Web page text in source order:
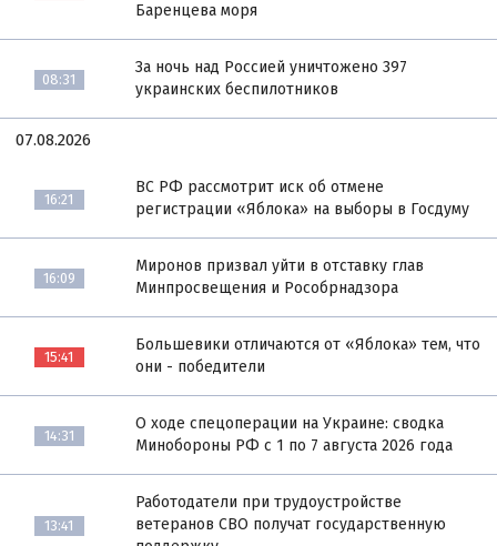
Баренцева моря
08:31
За ночь над Россией уничтожено 397
украинских беспилотников
07.08.2026
16:21
ВС РФ рассмотрит иск об отмене
регистрации «Яблока» на выборы в Госдуму
16:09
Миронов призвал уйти в отставку глав
Минпросвещения и Рособрнадзора
15:41
Большевики отличаются от «Яблока» тем, что
они - победители
14:31
О ходе спецоперации на Украине: сводка
Минобороны РФ с 1 по 7 августа 2026 года
13:41
Работодатели при трудоустройстве
ветеранов СВО получат государственную